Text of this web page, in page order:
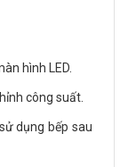
hình LED.
công suất.
dụng bếp sau